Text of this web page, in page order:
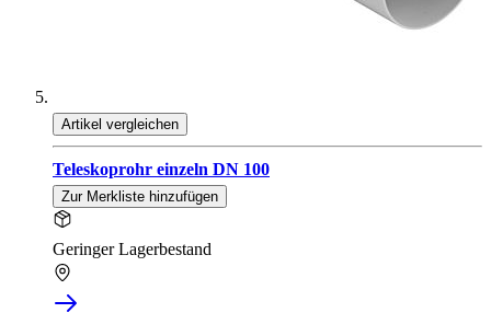
Artikel vergleichen
Teleskoprohr einzeln DN 100
Zur Merkliste hinzufügen
Geringer Lagerbestand